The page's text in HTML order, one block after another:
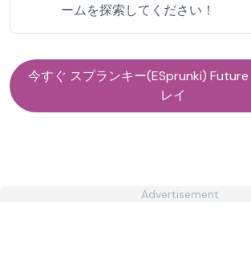
ームを探索してください！
今すぐ スプランキー(ESprunki)
レイ
Advertisement